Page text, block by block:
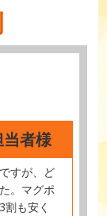
者様
すが、ど
。マグポ
も安く